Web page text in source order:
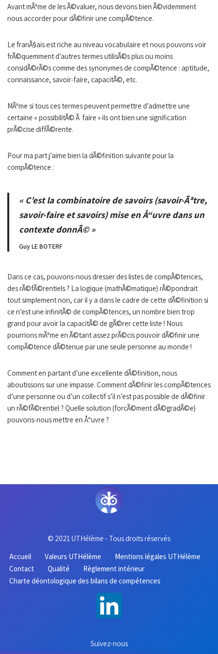
Avant mÃªme de les Ã©valuer, nous devons bien Ã©videmment
nous accorder pour dÃ©finir une compÃ©tence.
Le franÃ§ais est riche au niveau vocabulaire et nous pouvons voir
frÃ©quemment d’autres termes utilisÃ©s plus ou moins
considÃ©rÃ©s comme des synonymes de compÃ©tence : aptitude,
connaissance, savoir-faire, capacitÃ©, etc.
MÃªme si tous ces termes peuvent permettre d’admettre une
certaine « possibilitÃ© Ã faire » ils ont bien une signification
prÃ©cise diffÃ©rente.
Pour ma part j’aime bien la dÃ©finition suivante pour la
compÃ©tence :
« C’est la combinatoire de savoirs (savoir-Ãªtre,
savoir-faire et savoirs) mise en Å“uvre dans un
contexte donnÃ© »
Guy LE BOTERF
Dans ce cas, pouvons-nous dresser des listes de compÃ©tences,
des rÃ©fÃ©rentiels ? La logique (mathÃ©matique) rÃ©pondrait
tout simplement non, car il y a dans le cadre de cette dÃ©finition si
ce n’est une infinitÃ© de compÃ©tences, un nombre bien trop
grand pour avoir la capacitÃ© de gÃ©rer cette liste ! Nous
pourrions mÃªme en Ã©tant assez prÃ©cis pouvoir dÃ©finir une
compÃ©tence dÃ©tenue par une seule personne au monde !
Comment en partant d’une excellente dÃ©finition, nous
aboutissons sur une impasse. Comment dÃ©finir les compÃ©tences
d’une personne ou d’un collectif s’il n’est pas possible de dÃ©finir
un rÃ©fÃ©rentiel ? Quelle solution (forcÃ©ment dÃ©gradÃ©e)
pouvons-nous mettre en Å“uvre ?
© 2021 UTHélème - Tous droits réservés
Accueil
Valeurs UTHélème
Mentions légales UTHélème
Contact
Qualité
Règlement intérieur
Charte déontologique des bilans de compétences
Suivez-nous